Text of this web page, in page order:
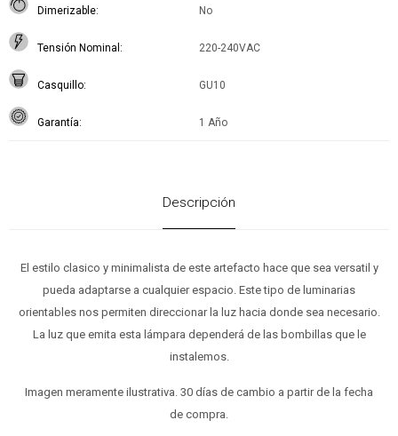
Dimerizable No
Tensión Nominal 220-240VAC
Casquillo GU10
Garantía 1 Año
Descripción
El estilo clasico y minimalista de este artefacto hace que sea versatil y
pueda adaptarse a cualquier espacio. Este tipo de luminarias
orientables nos permiten direccionar la luz hacia donde sea necesario.
La luz que emita esta lámpara dependerá de las bombillas que le
instalemos.
Imagen meramente ilustrativa. 30 días de cambio a partir de la fecha
de compra.